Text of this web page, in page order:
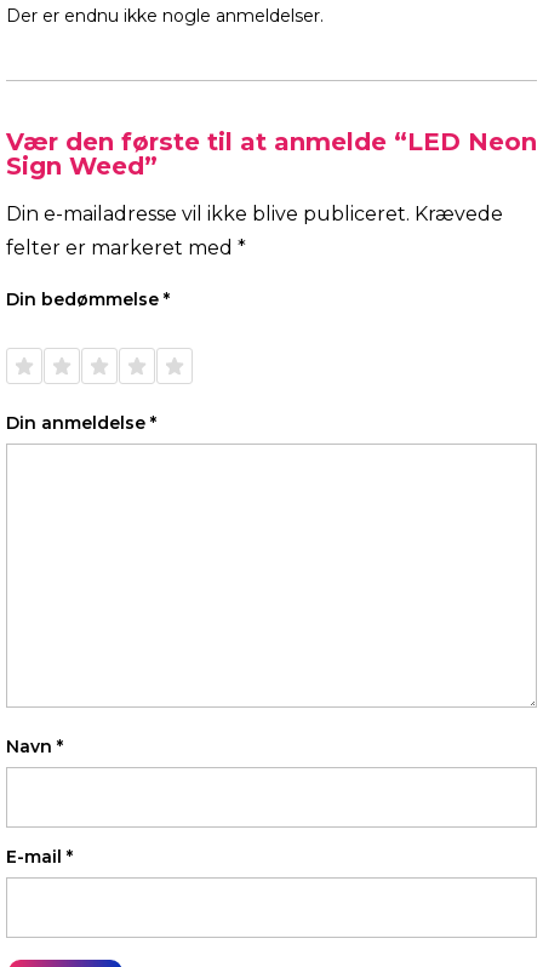
Der er endnu ikke nogle anmeldelser.
Vær den første til at anmelde “LED Neon
Sign Weed”
Din e-mailadresse vil ikke blive publiceret. Krævede
felter er markeret med *
Din bedømmelse *
Din anmeldelse *
Navn *
E-mail *